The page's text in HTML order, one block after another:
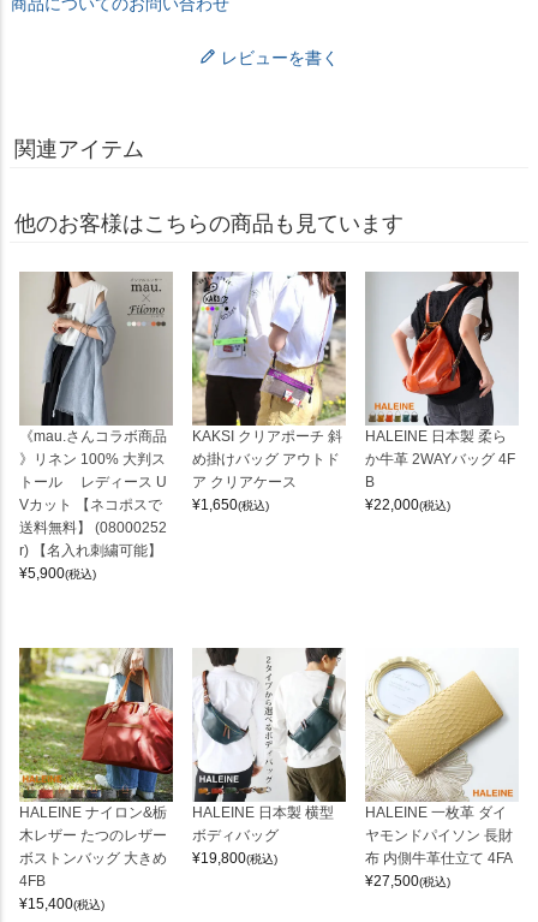
レビューを書く
関連アイテム
他のお客様はこちらの商品も見ています
《mau.さんコラボ商品
》リネン 100% 大判ス
トール レディース U
Vカット 【ネコポスで
送料無料】 (08000252
r) 【名入れ刺繍可能】
¥5,900(税込)
KAKSI クリアポーチ 斜
め掛けバッグ アウトド
ア クリアケース
¥1,650(税込)
HALEINE 日本製 柔ら
か牛革 2WAYバッグ 4F
B
¥22,000(税込)
HALEINE ナイロン&栃
木レザー たつのレザー
ボストンバッグ 大きめ
4FB
¥15,400(税込)
HALEINE 日本製 横型
ボディバッグ
¥19,800(税込)
HALEINE 一枚革 ダイ
ヤモンドパイソン 長財
布 内側牛革仕立て 4FA
¥27,500(税込)